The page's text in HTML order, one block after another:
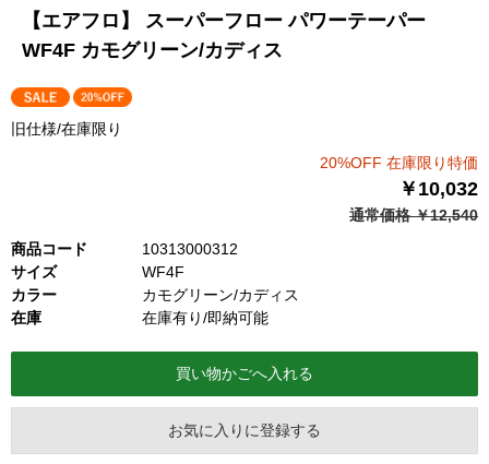
【エアフロ】 スーパーフロー パワーテーパー
WF4F カモグリーン/カディス
旧仕様/在庫限り
20%OFF 在庫限り特価
￥10,032
通常価格 ￥12,540
商品コード
10313000312
サイズ
WF4F
カラー
カモグリーン/カディス
在庫
在庫有り/即納可能
お気に入りに登録する